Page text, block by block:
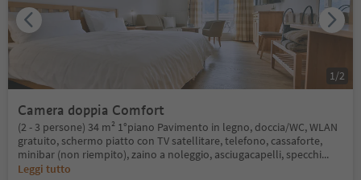
Camera doppia Comfort
(2 - 3 persone) 34 m² 1°piano Pavimento in legno, doccia/WC, WLAN
gratuito, schermo piatto con TV satellitare, telefono, cassaforte,
minibar (non riempito), zaino a noleggio, asciugacapelli, specchi...
Leggi tutto
1 /2